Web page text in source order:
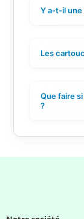
Y a-t-il une
Les
Que faire
?